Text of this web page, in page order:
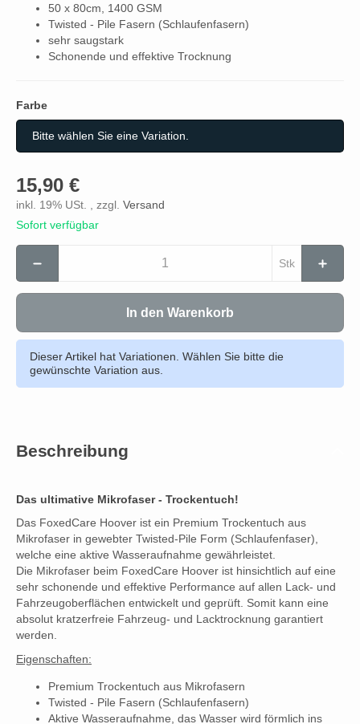
50 x 80cm, 1400 GSM
Twisted - Pile Fasern (Schlaufenfasern)
sehr saugstark
Schonende und effektive Trocknung
Farbe
Farbe
Bitte wählen Sie eine Variation.
15,90 €
inkl. 19% USt. , zzgl. Versand
Sofort verfügbar
Stk
In den Warenkorb
Dieser Artikel hat Variationen. Wählen Sie bitte die
gewünschte Variation aus.
Beschreibung
Das ultimative Mikrofaser - Trockentuch!
Das FoxedCare Hoover ist ein Premium Trockentuch aus
Mikrofaser in gewebter Twisted-Pile Form (Schlaufenfaser),
welche eine aktive Wasseraufnahme gewährleistet.
Die Mikrofaser beim FoxedCare Hoover ist hinsichtlich auf eine
sehr schonende und effektive Performance auf allen Lack- und
Fahrzeugoberflächen entwickelt und geprüft. Somit kann eine
absolut kratzerfreie Fahrzeug- und Lacktrocknung garantiert
werden.
Eigenschaften:
Premium Trockentuch aus Mikrofasern
Twisted - Pile Fasern (Schlaufenfasern)
Aktive Wasseraufnahme, das Wasser wird förmlich ins